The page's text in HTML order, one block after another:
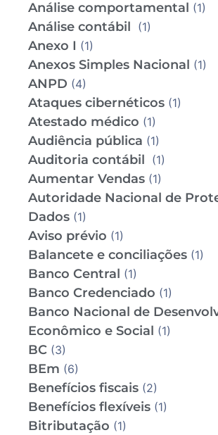
Análise comportamental (1)
Análise contábil (1)
Anexo I (1)
Anexos Simples Nacional (1)
ANPD (4)
Ataques cibernéticos (1)
Atestado médico (1)
Audiência pública (1)
Auditoria contábil (1)
Aumentar Vendas (1)
Autoridade Nacional de
Dados (1)
Aviso prévio (1)
Balancete e conciliações (1)
Banco Central (1)
Banco Credenciado (1)
Banco Nacional de
Econômico e Social (1)
BC (3)
BEm (6)
Benefícios fiscais (2)
Benefícios flexíveis (1)
Bitributação (1)